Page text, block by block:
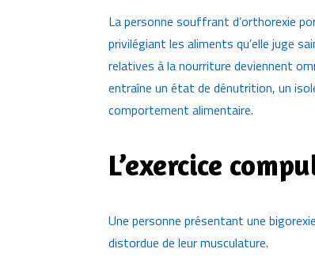
La personne souffrant d’orthorexie
privilégiant les aliments qu’elle juge
relatives à la nourriture deviennent
entraîne un état de dénutrition, un
comportement alimentaire.
L’exercice
Une personne présentant une
distordue de leur musculature.